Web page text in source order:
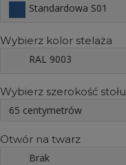
Standardowa S01
Wybierz kolor stelaża
RAL 9003
Wybierz szerokość stołu
65 centymetrów
Otwór na twarz
Brak